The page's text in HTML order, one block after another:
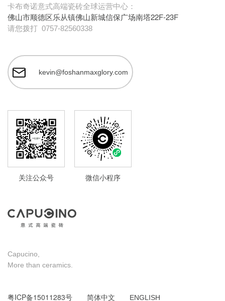
卡布奇诺意式高端瓷砖全球运营中心：
佛山市顺德区乐从镇佛山新城信保广场南塔22F-23F
请您拨打 0757-82560338
kevin@foshanmaxglory.com
关注公众号 微信小程序
Capucino,
More than ceramics.
粤ICP备15011283号 简体中文 ENGLISH